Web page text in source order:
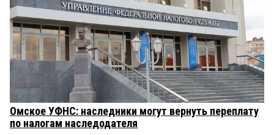
Омское УФНС: наследники могут вернуть переплату
по налогам наследодателя